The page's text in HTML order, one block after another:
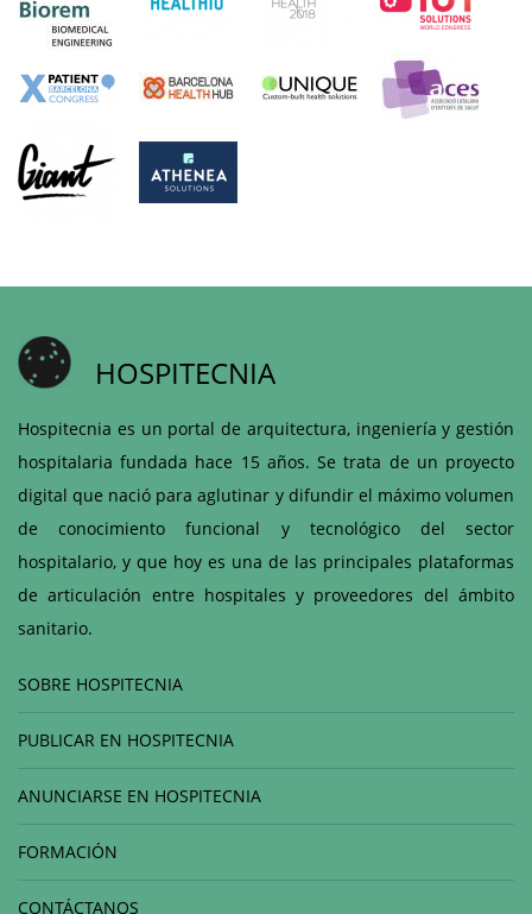
HOSPITECNIA
Hospitecnia es un portal de arquitectura, ingeniería y gestión
hospitalaria fundada hace 15 años. Se trata de un proyecto
digital que nació para aglutinar y difundir el máximo volumen
de conocimiento funcional y tecnológico del sector
hospitalario, y que hoy es una de las principales plataformas
de articulación entre hospitales y proveedores del ámbito
sanitario.
SOBRE HOSPITECNIA
PUBLICAR EN HOSPITECNIA
ANUNCIARSE EN HOSPITECNIA
FORMACIÓN
CONTÁCTANOS